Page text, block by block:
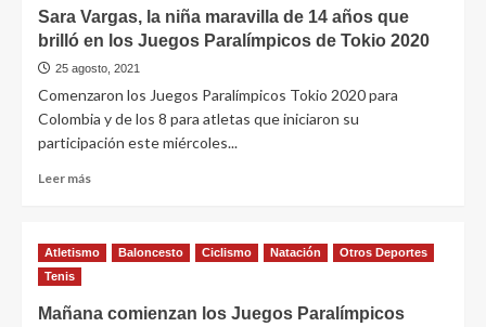
Sara Vargas, la niña maravilla de 14 años que
brilló en los Juegos Paralímpicos de Tokio 2020
25 agosto, 2021
Comenzaron los Juegos Paralímpicos Tokio 2020 para
Colombia y de los 8 para atletas que iniciaron su
participación este miércoles...
Leer más
Atletismo Baloncesto Ciclismo Natación
Otros Deportes
Tenis
Mañana comienzan los Juegos Paralímpicos